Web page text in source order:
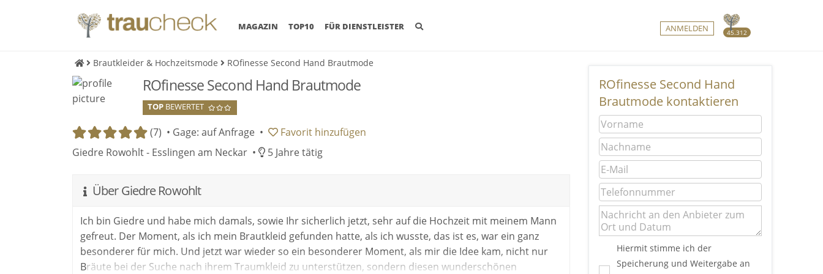
45.312
MAGAZIN (CURRENT)
TOP10 FÜR DIENSTLEISTER ANMELDEN
Brautkleider & Hochzeitsmode ROfinesse Second Hand Brautmode
ROfinesse Second Hand Brautmode
TOP BEWERTET
(7) • Gage: auf Anfrage • Favorit hinzufügen
Giedre Rowohlt - Esslingen am Neckar •
5 Jahre tätig
Über Giedre Rowohlt
Ich bin Giedre und habe mich damals, sowie Ihr sicherlich jetzt, sehr auf die Hochzeit mit meinem Mann
gefreut. Der Moment, als ich mein Brautkleid gefunden hatte, als ich wusste, das ist es, war ein ganz
besonderer für mich. Und jetzt war wieder so ein besonderer Moment, als mir die Idee kam, nicht nur
Bräute bei der Suche nach ihrem Traumkleid zu unterstützen, sondern diesen wunderschönen
ROfinesse Second Hand
Brautmode kontaktieren
Hiermit stimme ich der
Speicherung und Weitergabe an